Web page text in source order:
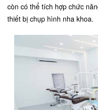
còn có thể tích hợp chức
thiết bị chụp hình nha khoa.